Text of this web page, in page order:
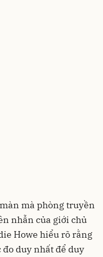
mà phòng truyền
nhẫn của giới chủ
Howe hiểu rõ rằng
duy nhất để duy